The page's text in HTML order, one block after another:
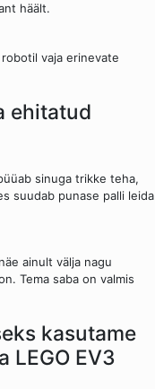
häält.
vaja erinevate
ehitatud
sinuga trikke teha,
suudab punase palli leida
ainult välja nagu
Tema saba on valmis
kasutame
LEGO EV3